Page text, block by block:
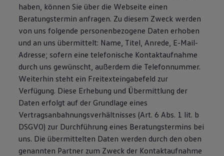
haben, können Sie über die Webseite einen
Beratungstermin anfragen. Zu diesem Zweck werden
von uns folgende personenbezogene Daten erhoben
und an uns übermittelt: Name, Titel, Anrede, E-Mail-
Adresse; sofern eine telefonische Kontaktaufnahme
durch uns gewünscht, außerdem die Telefonnummer.
Weiterhin steht ein Freitexteingabefeld zur
Verfügung. Diese Erhebung und Übermittlung der
Daten erfolgt auf der Grundlage eines
Vertragsanbahnungsverhältnisses (Art. 6 Abs. 1 lit. b
DSGVO) zur Durchführung eines Beratungstermins bei
uns. Die übermittelten Daten werden durch den oben
genannten Partner zum Zweck der Kontaktaufnahme